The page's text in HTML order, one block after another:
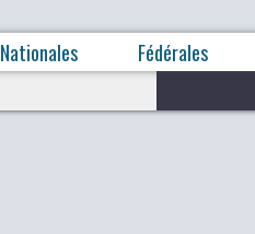
Nationales Fédérales